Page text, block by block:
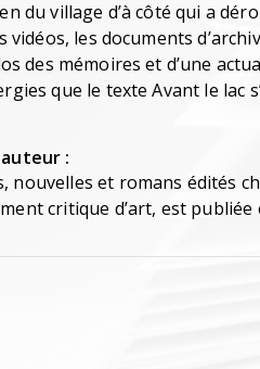
du village d’à côté qui a
vidéos, les documents
des mémoires et d’une
que le texte Avant le lac
:
nouvelles et romans édités
critique d’art, est publiée